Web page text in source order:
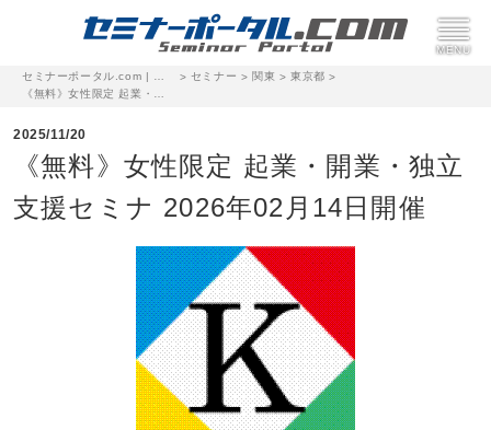
> セミナー > 関東 >東京都 >
2025/11/20
《無料》女性限定 起業・開業・独立
支援セミナ 2026年02月14日開催